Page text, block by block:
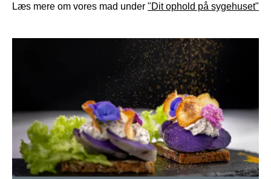
Læs mere om vores mad under "Dit ophold på sygehuset"